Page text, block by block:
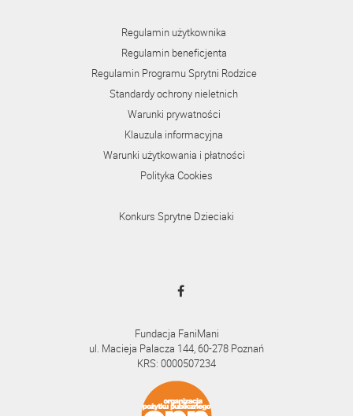
Regulamin użytkownika
Regulamin beneficjenta
Regulamin Programu Sprytni Rodzice
Standardy ochrony nieletnich
Warunki prywatności
Klauzula informacyjna
Warunki użytkowania i płatności
Polityka Cookies
Konkurs Sprytne Dzieciaki
Fundacja FaniMani
ul. Macieja Palacza 144, 60-278 Poznań
KRS: 0000507234